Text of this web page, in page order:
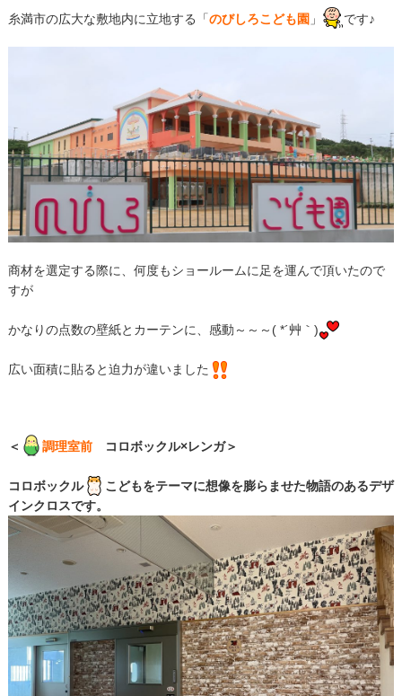
糸満市の広大な敷地内に立地する「のびしろこども園 」 です♪
商材を選定する際に、何度もショールームに足を運んで頂いたので
すが
かなりの点数の壁紙とカーテンに、感動～～～( *´艸｀)
広い面積に貼ると迫力が違いました
＜ 調理室前コロボックル×レンガ＞
コロボックル
こどもをテーマに想像を膨らませた物語のあるデザ
インクロスです。